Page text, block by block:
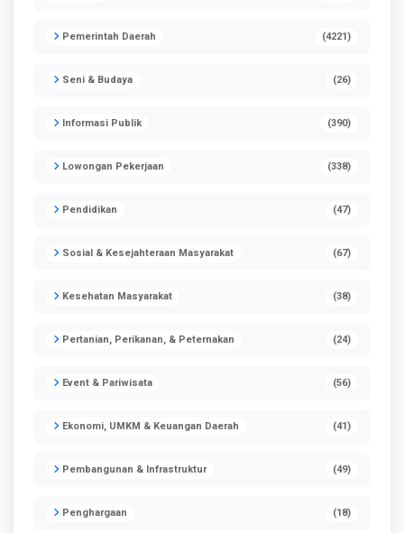
Pemerintah Daerah (4221)
Seni & Budaya (26)
Informasi Publik (390)
Lowongan Pekerjaan (338)
Pendidikan (47)
Sosial & Kesejahteraan Masyarakat (67)
Kesehatan Masyarakat (38)
Pertanian, Perikanan, & Peternakan (24)
Event & Pariwisata (56)
Ekonomi, UMKM & Keuangan Daerah (41)
Pembangunan & Infrastruktur (49)
Penghargaan (18)